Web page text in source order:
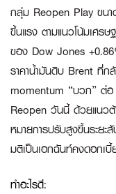
กลุ่ม Reopen Play ขน
ขึ้นแรง ตามแนวโน้มเศร
ของ Dow Jones
ราคาน้ำมันดิบ Brent ที่
momentum “บวก” ต่อ
Reopen วันนี้ ด้วยแนวต้
หมายการปรับสูงขึ้นระย
มติเป็นเอกฉันท์คงดอกเ
ทำอะไรดี: